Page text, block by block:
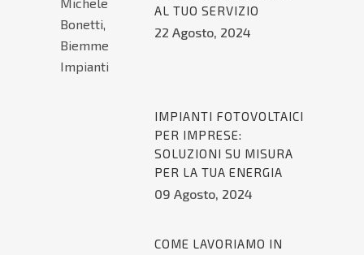
AL TUO SERVIZIO
22 Agosto, 2024
IMPIANTI FOTOVOLTAICI
PER IMPRESE:
SOLUZIONI SU MISURA
PER LA TUA ENERGIA
09 Agosto, 2024
COME LAVORIAMO IN